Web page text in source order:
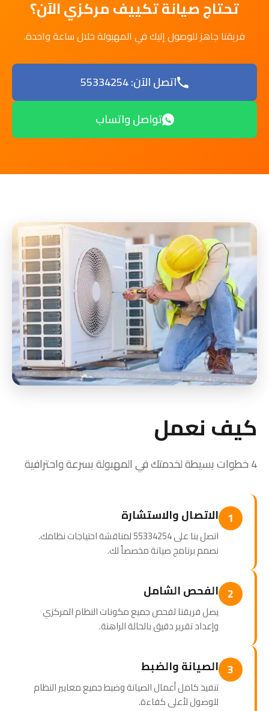
تحتاج صيانة تكييف مركزي الآن؟
فريقنا جاهز للوصول إليك في المهبولة خلال ساعة واحدة.
اتصل الآن: 55334254
تواصل واتساب
كيف نعمل
4 خطوات بسيطة لخدمتك في المهبولة بسرعة واحترافية
1 الاتصال والاستشارة
اتصل بنا على 55334254 لمناقشة احتياجات نظامك.
نصمم برنامج صيانة مخصصاً لك.
2 الفحص الشامل
يصل فريقنا لفحص جميع مكونات النظام المركزي
وإعداد تقرير دقيق بالحالة الراهنة.
3 الصيانة والضبط
تنفيذ كامل أعمال الصيانة وضبط جميع معايير النظام
للوصول لأعلى كفاءة.